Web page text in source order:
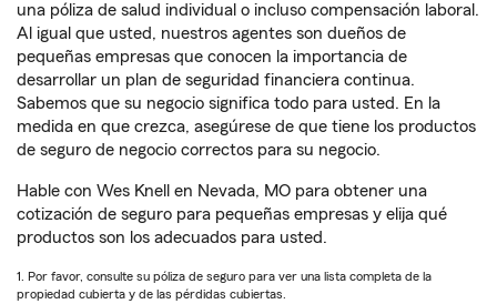
una póliza de salud individual o incluso compensación laboral.
Al igual que usted, nuestros agentes son dueños de
pequeñas empresas que conocen la importancia de
desarrollar un plan de seguridad financiera continua.
Sabemos que su negocio significa todo para usted. En la
medida en que crezca, asegúrese de que tiene los productos
de seguro de negocio correctos para su negocio.
Hable con Wes Knell en Nevada, MO para obtener una
cotización de seguro para pequeñas empresas y elija qué
productos son los adecuados para usted.
1. Por favor, consulte su póliza de seguro para ver una lista completa de la
propiedad cubierta y de las pérdidas cubiertas.